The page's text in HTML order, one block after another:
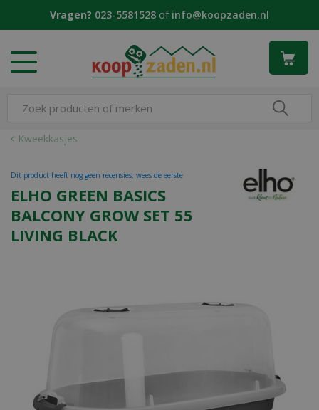
Kweekkasjes
Vragen? 023-5581528 of info@koopzaden.nl
ELHO GREEN BASICS
BALCONY GROW SET 55
LIVING BLACK
Dit product heeft nog geen recensies, wees de eerste